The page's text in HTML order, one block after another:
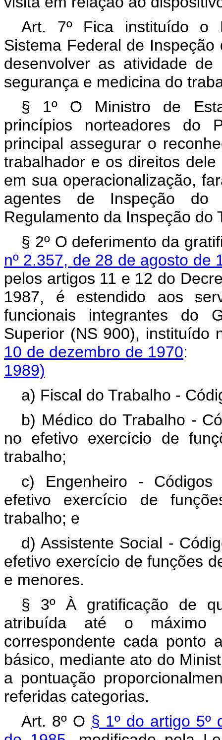
Art. 7º Fica instituído o
Sistema Federal de
desenvolver as atividade
segurança e medicina do
§ 1º O Ministro de
princípios norteadores do
principal assegurar o
trabalhador e os direitos
em sua operacionalização,
agentes de Inspeção
Regulamento da Inspeção do
§ 2º O deferimento da
nº 2.357, de 28 de agosto de
pelos artigos 11 e 12 do
1987, é estendido aos
funcionais integrantes do
Superior (NS 900), instituído
10 de dezembro de 1970
1989)
a) Fiscal do Trabalho -
b) Médico do Trabalho -
no efetivo exercício de
trabalho;
c) Engenheiro -
efetivo exercício de
trabalho; e
d) Assistente Social -
efetivo exercício de funções
e menores.
§ 3º À gratificação de
atribuída até o máximo
correspondente cada ponto
básico, mediante ato do
a pontuação
referidas categorias.
Art. 8º O § 1º do artigo 5º